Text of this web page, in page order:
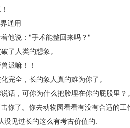
通用
着他说："手术能整回来吗？"
了人类的想象。
派嘛！！
完全，长的象人真的难为你了。
说话，可你为什么把脸埋在你的屁股里
击你了。你去动物园看看有没有合适的
没见过长的这么有考古价值的.